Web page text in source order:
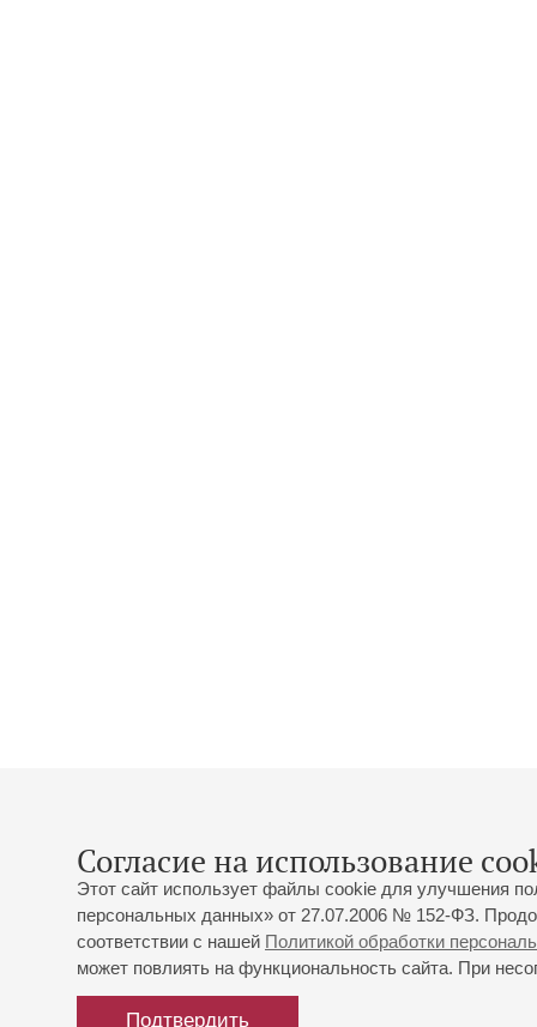
Согласие на использование
Этот сайт использует файлы cookie для улучшения
персональных данных» от 27.07.2006 № 152-ФЗ.
соответствии с нашей Политикой обработки
может повлиять на функциональность сайта. При
Подтвердить